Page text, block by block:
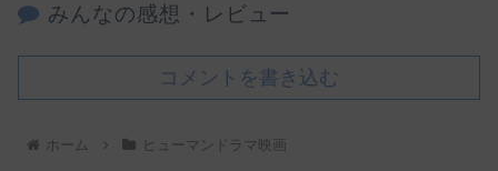
みんなの感想・レビュー
コメントを書き込む
ホーム ヒューマンドラマ映画